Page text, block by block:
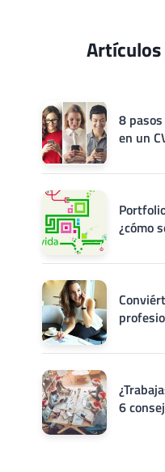
Artículos
8
en un
¿cómo
6